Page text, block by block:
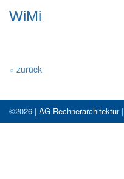
WiMi
« zurück
©2026 | AG Rechnerarchitektur|